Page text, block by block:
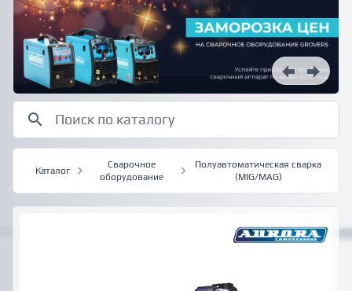
Каталог
Сварочное
оборудование
Полуавтоматическая сварка
(MIG/MAG)